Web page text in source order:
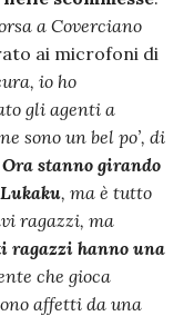
a Coverciano
ai microfoni di
io ho
gli agenti a
sono un bel po’, di
Ora stanno girando
, ma è tutto
ragazzi, ma
ragazzi hanno una
che gioca
affetti da una